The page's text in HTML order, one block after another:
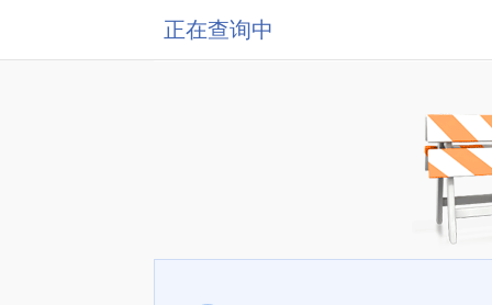
正在查询中